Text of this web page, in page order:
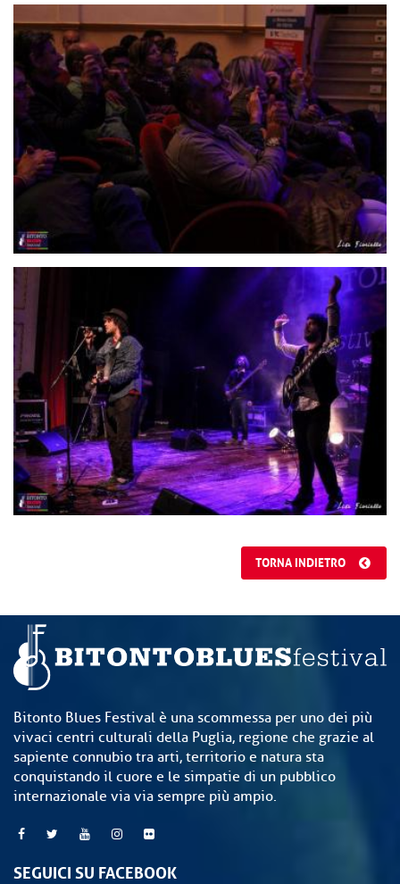
TORNA INDIETRO
Bitonto Blues Festival è una scommessa per uno dei più
vivaci centri culturali della Puglia, regione che grazie al
sapiente connubio tra arti, territorio e natura sta
conquistando il cuore e le simpatie di un pubblico
internazionale via via sempre più ampio.
SEGUICI SU FACEBOOK